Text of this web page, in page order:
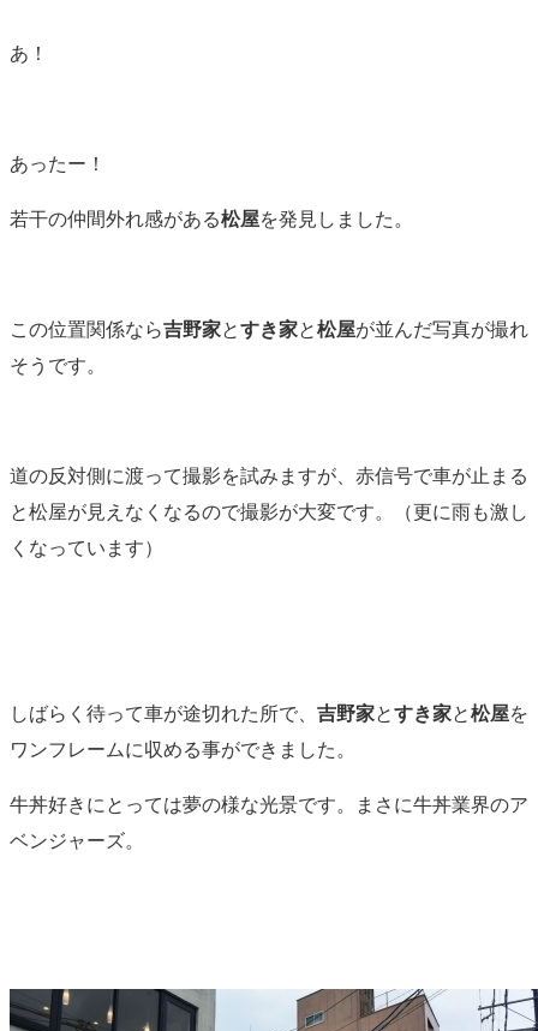
あ！
あったー！
若干の仲間外れ感がある松屋を発見しました。
この位置関係なら吉野家とすき家と松屋が並んだ写真が撮れ
そうです。
道の反対側に渡って撮影を試みますが、赤信号で車が止まる
と松屋が見えなくなるので撮影が大変です。（更に雨も激し
くなっています）
しばらく待って車が途切れた所で、 吉野家とすき家と松屋を
ワンフレームに収める事ができました。
牛丼好きにとっては夢の様な光景です。まさに牛丼業界のア
ベンジャーズ。